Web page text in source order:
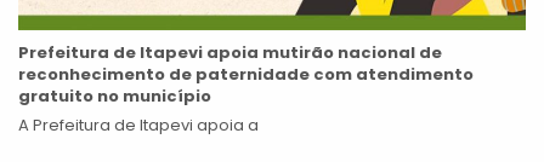
Prefeitura de Itapevi apoia mutirão nacional de
reconhecimento de paternidade com atendimento
gratuito no município
A Prefeitura de Itapevi apoia a